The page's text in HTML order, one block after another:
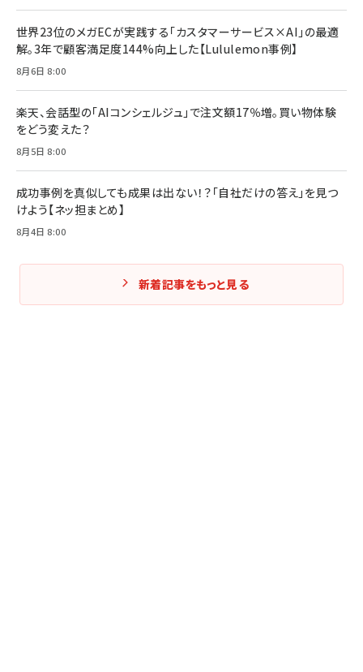
￥2,200
￥1,980
Amazonランキングをもっと見る
世界23位のメガECが実践する「カスタマーサービス×AI」の最適
解。3年で顧客満足度144%向上した【Lululemon事例】
8月6日 8:00
楽天、会話型の「AIコンシェルジュ」で注文額17％増。買い物体験
をどう変えた？
8月5日 8:00
成功事例を真似しても成果は出ない！？「自社だけの答え」を見つ
けよう【ネッ担まとめ】
8月4日 8:00
新着記事をもっと見る